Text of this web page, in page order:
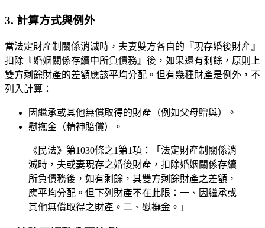
3. 計算方式與例外
當法定財產制關係消滅時，夫妻雙方各自的『現存婚後財產』
扣除『婚姻關係存續中所負債務』後，如果還有剩餘，原則上
雙方剩餘財產的差額應該平均分配。但有幾種財產是例外，不
列入計算：
因繼承或其他無償取得的財產（例如父母贈與）。
慰撫金（精神賠償）。
《民法》第1030條之1第1項：「法定財產制關係消
滅時，夫或妻現存之婚後財產，扣除婚姻關係存續
所負債務後，如有剩餘，其雙方剩餘財產之差額，
應平均分配。但下列財產不在此限：一、因繼承或
其他無償取得之財產。二、慰撫金。」